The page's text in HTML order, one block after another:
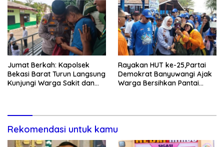
Jumat Berkah: Kapolsek
Bekasi Barat Turun Langsung
Kunjungi Warga Sakit dan
Rayakan HUT ke-25,Partai
Demokrat Banyuwangi Ajak
Warga Bersihkan Pantai
Rekomendasi untuk kamu